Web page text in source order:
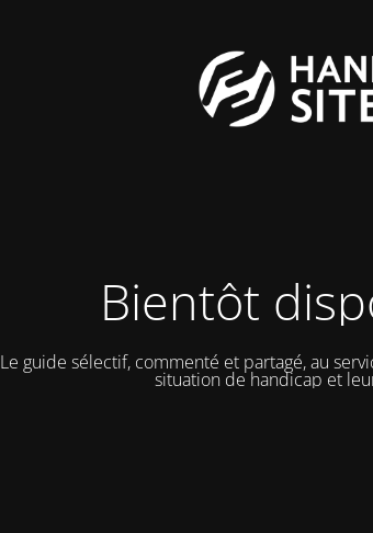
Bientôt
Le guide sélectif, commenté et partagé, au
situation de handicap et